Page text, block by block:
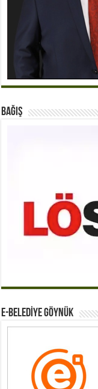
BAĞIŞ
E-BELEDİYE GÖYNÜK